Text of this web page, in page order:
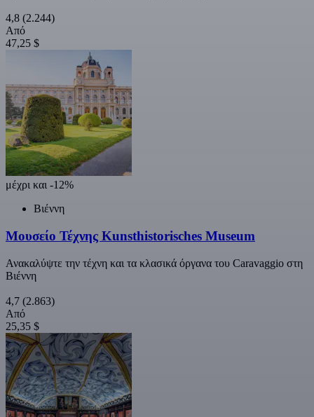
4,8 (2.244)
Από
47,25 $
μέχρι και -12%
Βιέννη
Μουσείο Τέχνης Kunsthistorisches Museum
Ανακαλύψτε την τέχνη και τα κλασικά όργανα του Caravaggio στη
Βιέννη
4,7 (2.863)
Από
25,35 $